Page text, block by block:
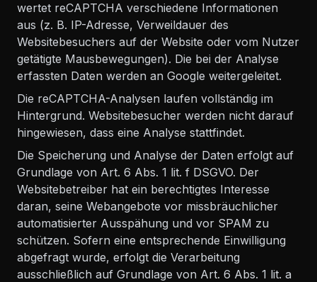
wertet reCAPTCHA verschiedene Informationen
aus (z. B. IP-Adresse, Verweildauer des
Websitebesuchers auf der Website oder vom Nutzer
getätigte Mausbewegungen). Die bei der Analyse
erfassten Daten werden an Google weitergeleitet.
Die reCAPTCHA-Analysen laufen vollständig im
Hintergrund. Websitebesucher werden nicht darauf
hingewiesen, dass eine Analyse stattfindet.
Die Speicherung und Analyse der Daten erfolgt auf
Grundlage von Art. 6 Abs. 1 lit. f DSGVO. Der
Websitebetreiber hat ein berechtigtes Interesse
daran, seine Webangebote vor missbräuchlicher
automatisierter Ausspähung und vor SPAM zu
schützen. Sofern eine entsprechende Einwilligung
abgefragt wurde, erfolgt die Verarbeitung
ausschließlich auf Grundlage von Art. 6 Abs. 1 lit. a